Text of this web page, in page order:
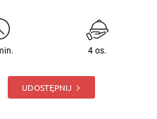
4 os.
UDOSTĘPNIJ